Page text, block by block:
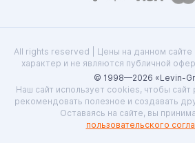
All rights reserved | Цены на данном
характер и не являются публичной
© 1998—2026 «Levin-
Наш сайт использует cookies, чтобы
рекомендовать полезное и создавать
Оставаясь на сайте, вы
пользовательского